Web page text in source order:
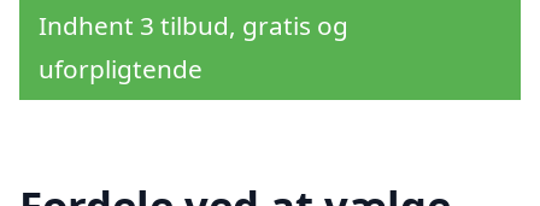
Indhent 3 tilbud, gratis og
uforpligtende